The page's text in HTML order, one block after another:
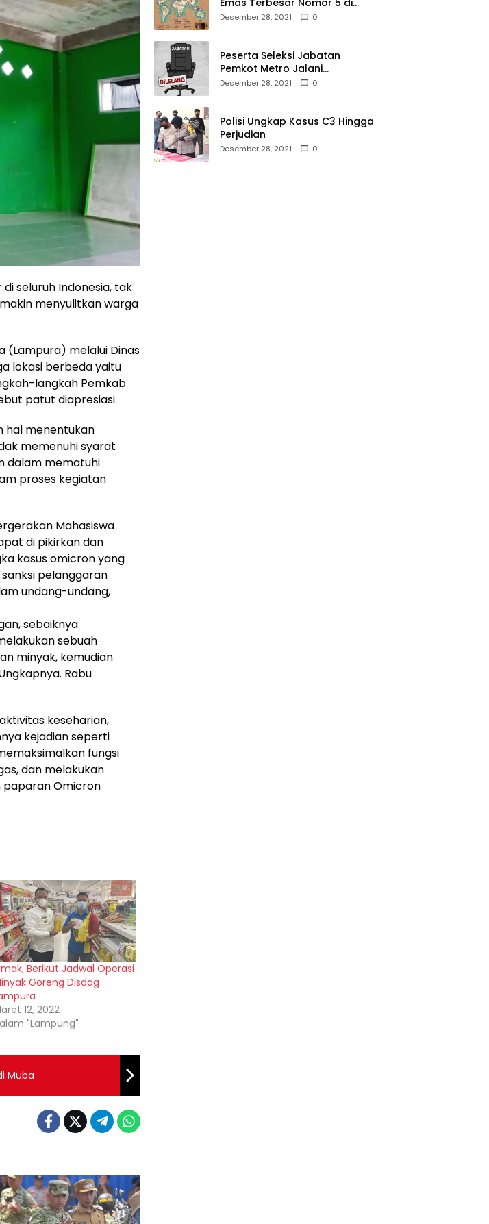
seluruh Indonesia, tak
menyulitkan warga
(Lampura) melalui Dinas
lokasi berbeda yaitu
langkah Pemkab
patut diapresiasi.
hal menentukan
memenuhi syarat
dalam mematuhi
proses kegiatan
Mahasiswa
di pikirkan dan
kasus omicron yang
pelanggaran
undang-undang,
sebaiknya
sebuah
minyak, kemudian
Rabu
keseharian,
kejadian seperti
fungsi
dan melakukan
paparan Omicron
Berikut Jadwal Operasi
Goreng Disdag
12, 2022
"Lampung"
Muba
Emas Terbesar Nomor 5 di
Dunia, Ini Lokasinya dari
Desember 28, 2021 0
Peserta Seleksi Jabatan
Pemkot Metro Jalani
Assesment di Mabes Polri
Desember 28, 2021 0
Polisi Ungkap Kasus C3 Hingga
Perjudian
Desember 28, 2021 0